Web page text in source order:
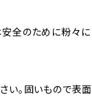
安全のために粉々に
い。固いもので表面